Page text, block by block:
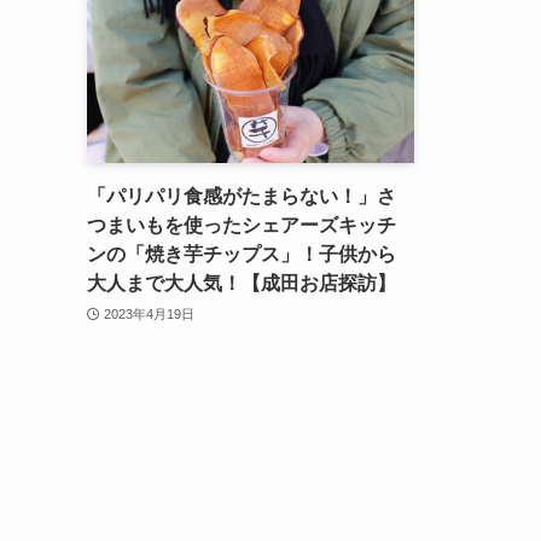
「パリパリ食感がたまらない！」さ
つまいもを使ったシェアーズキッチ
ンの「焼き芋チップス」！子供から
大人まで大人気！【成田お店探訪】
2023年4月19日